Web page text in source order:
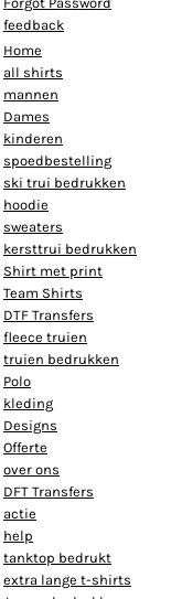
feedback
Home
all shirts
mannen
Dames
kinderen
spoedbestelling
ski trui bedrukken
hoodie
sweaters
kersttrui bedrukken
Shirt met print
Team Shirts
DTF Transfers
fleece truien
truien bedrukken
Polo
kleding
Designs
Offerte
over ons
DFT Transfers
actie
help
tanktop bedrukt
extra lange t-shirts